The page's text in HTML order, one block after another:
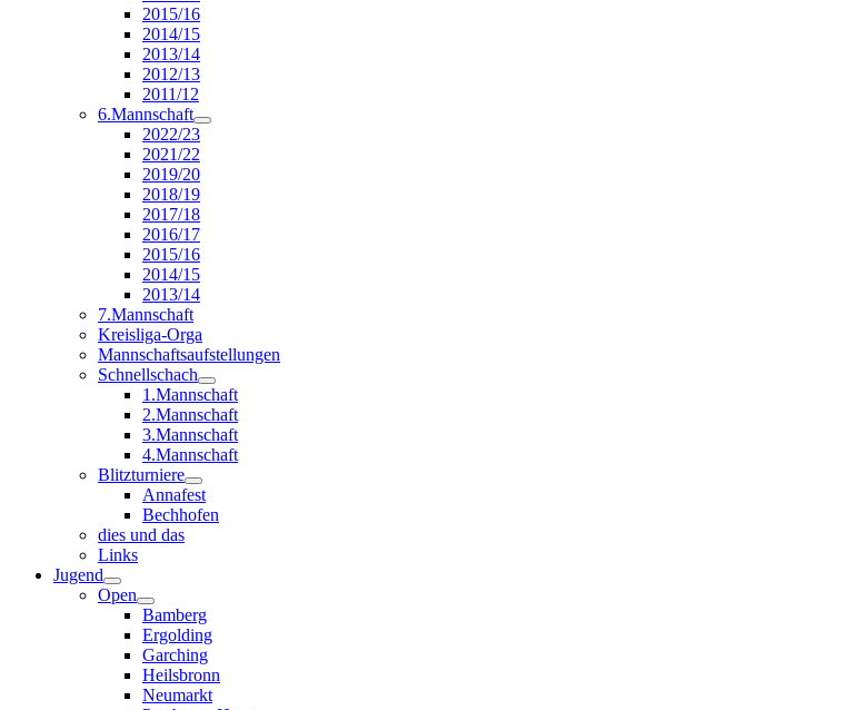
2015/16
2014/15
2013/14
2012/13
2011/12
6.Mannschaft
2022/23
2021/22
2019/20
2018/19
2017/18
2016/17
2015/16
2014/15
2013/14
7.Mannschaft
Kreisliga-Orga
Mannschaftsaufstellungen
Schnellschach
1.Mannschaft
2.Mannschaft
3.Mannschaft
4.Mannschaft
Blitzturniere
Annafest
Bechhofen
dies und das
Links
Jugend
Open
Bamberg
Ergolding
Garching
Heilsbronn
Neumarkt